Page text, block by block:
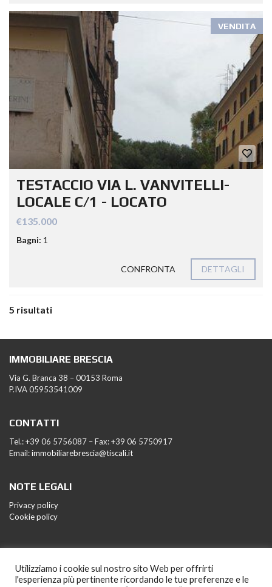
VENDITA
TESTACCIO VIA L. VANVITELLI-
LOCALE C/1 - LOCATO
€135.000
Bagni: 1
CONFRONTA DETTAGLI
5 risultati
IMMOBILIARE BRESCIA
Via G. Branca 38 – 00153 Roma
P.IVA 05953541009
CONTATTI
Tel.: +39 06 5756087 – Fax: +39 06 5750917
Email:immobiliarebrescia@tiscali.it
NOTE LEGALI
Privacy policy
Cookie policy
Utilizziamo i cookie sul nostro sito Web per offrirti
l'esperienza più pertinente ricordando le tue preferenze e le